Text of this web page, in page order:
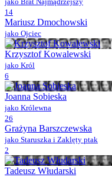
14
Mariusz Dmochowski
jako Ojciec
Krzysztof Kowalewski
jako Król
6
Joanna Sobieska
jako Królewna
26
Grażyna Barszczewska
jako Staruszka i Zaklęty ptak
2
Tadeusz Włudarski